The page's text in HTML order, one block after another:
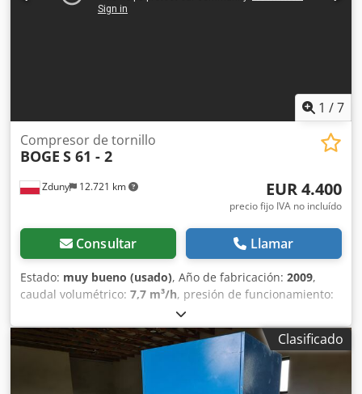
1 /7
Zduny 12.721 km
Compresor de tornillo
BOGE S 61 - 2
EUR 4.400
precio fijo IVA no incluído
Consultar Llamar
Estado: muy bueno (usado), Año de fabricación: 2009,
caudal volumétrico: 7,7 m³/h, presión de funcionamiento:
, Compresor de tornillo BOGE S 61 -2 Con
intercambiador de calor Motor de 45 kW Capacidad 7,70
m3/min Dcodpfx Asxkz Tqsg Sjk Presión 8 BAR Año de
fabricación 2009 COMPRESOR TOTALMENTE OPERATIVO.
Clasificado